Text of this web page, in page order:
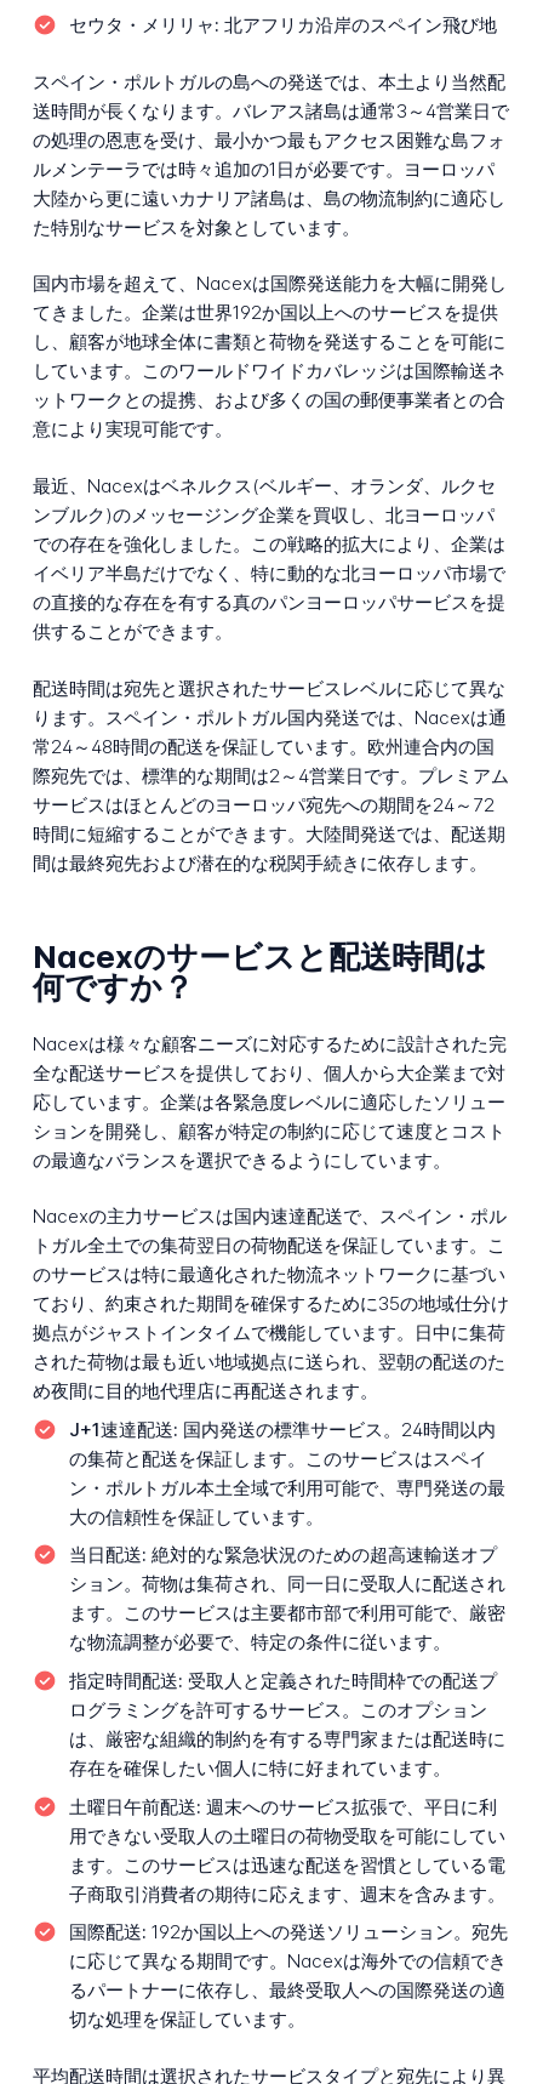
セウタ・メリリャ: 北アフリカ沿岸のスペイン飛び地
スペイン・ポルトガルの島への発送では、本土より当然配
送時間が長くなります。バレアス諸島は通常3～4営業日で
の処理の恩恵を受け、最小かつ最もアクセス困難な島フォ
ルメンテーラでは時々追加の1日が必要です。ヨーロッパ
大陸から更に遠いカナリア諸島は、島の物流制約に適応し
た特別なサービスを対象としています。
国内市場を超えて、Nacexは国際発送能力を大幅に開発し
てきました。企業は世界192か国以上へのサービスを提供
し、顧客が地球全体に書類と荷物を発送することを可能に
しています。このワールドワイドカバレッジは国際輸送ネ
ットワークとの提携、および多くの国の郵便事業者との合
意により実現可能です。
最近、Nacexはベネルクス(ベルギー、オランダ、ルクセ
ンブルク)のメッセージング企業を買収し、北ヨーロッパ
での存在を強化しました。この戦略的拡大により、企業は
イベリア半島だけでなく、特に動的な北ヨーロッパ市場で
の直接的な存在を有する真のパンヨーロッパサービスを提
供することができます。
配送時間は宛先と選択されたサービスレベルに応じて異な
ります。スペイン・ポルトガル国内発送では、Nacexは通
常24～48時間の配送を保証しています。欧州連合内の国
際宛先では、標準的な期間は2～4営業日です。プレミアム
サービスはほとんどのヨーロッパ宛先への期間を24～72
時間に短縮することができます。大陸間発送では、配送期
間は最終宛先および潜在的な税関手続きに依存します。
Nacexのサービスと配送時間は
何ですか？
Nacexは様々な顧客ニーズに対応するために設計された完
全な配送サービスを提供しており、個人から大企業まで対
応しています。企業は各緊急度レベルに適応したソリュー
ションを開発し、顧客が特定の制約に応じて速度とコスト
の最適なバランスを選択できるようにしています。
Nacexの主力サービスは国内速達配送で、スペイン・ポル
トガル全土での集荷翌日の荷物配送を保証しています。こ
のサービスは特に最適化された物流ネットワークに基づい
ており、約束された期間を確保するために35の地域仕分け
拠点がジャストインタイムで機能しています。日中に集荷
された荷物は最も近い地域拠点に送られ、翌朝の配送のた
め夜間に目的地代理店に再配送されます。
J+1速達配送: 国内発送の標準サービス。24時間以内
の集荷と配送を保証します。このサービスはスペイ
ン・ポルトガル本土全域で利用可能で、専門発送の最
大の信頼性を保証しています。
当日配送: 絶対的な緊急状況のための超高速輸送オプ
ション。荷物は集荷され、同一日に受取人に配送され
ます。このサービスは主要都市部で利用可能で、厳密
な物流調整が必要で、特定の条件に従います。
指定時間配送: 受取人と定義された時間枠での配送プ
ログラミングを許可するサービス。このオプション
は、厳密な組織的制約を有する専門家または配送時に
存在を確保したい個人に特に好まれています。
土曜日午前配送: 週末へのサービス拡張で、平日に利
用できない受取人の土曜日の荷物受取を可能にしてい
ます。このサービスは迅速な配送を習慣としている電
子商取引消費者の期待に応えます、週末を含みます。
国際配送: 192か国以上への発送ソリューション。宛先
に応じて異なる期間です。Nacexは海外での信頼でき
るパートナーに依存し、最終受取人への国際発送の適
切な処理を保証しています。
平均配送時間は選択されたサービスタイプと宛先により異